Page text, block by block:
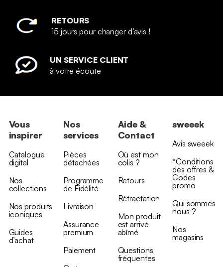
RETOURS
15 jours pour changer d’avis !
UN SERVICE CLIENT
à votre écoute
Vous
inspirer
Catalogue
digital
Nos
collections
Nos produits
iconiques
Guides
d’achat
Nos
services
Pièces
détachées
Programme
de Fidélité
Livraison
Assurance
premium
Paiement
Aide &
Contact
Où est mon
colis ?
Retours
Rétractation
Mon produit
est arrivé
abîmé
Questions
fréquentes
sweeek
Avis sweeek
*Conditions
des offres &
Codes
promo
Qui sommes
nous ?
Nos
magasins